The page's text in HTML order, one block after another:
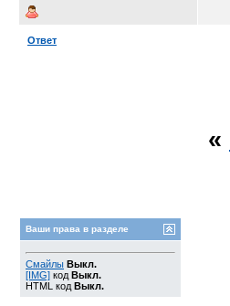
Ответ
«
Ваши права в разделе
Смайлы Выкл.
[IMG] код Выкл.
HTML код Выкл.